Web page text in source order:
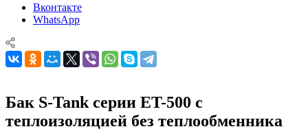
Вконтакте
WhatsApp
Бак S-Tank серии ET-500 с
теплоизоляцией без теплообменника